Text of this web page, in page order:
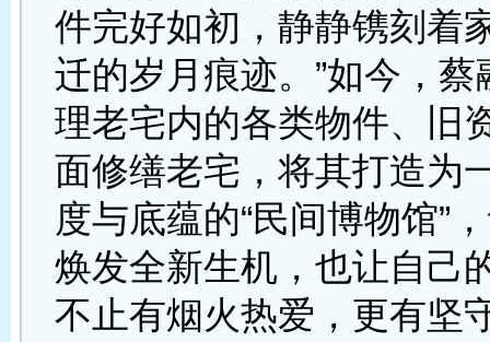
件完好如初，静静镌刻着
迁的岁月痕迹。”如今，蔡
理老宅内的各类物件、旧
面修缮老宅，将其打造为
度与底蕴的“民间博物馆”
焕发全新生机，也让自己
不止有烟火热爱，更有坚